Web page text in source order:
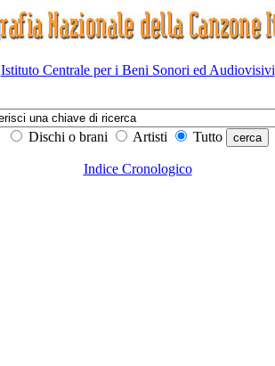
Istituto Centrale per i Beni Sonori ed Audiovisivi
Dischi o brani
Artisti Tutto
Indice Cronologico